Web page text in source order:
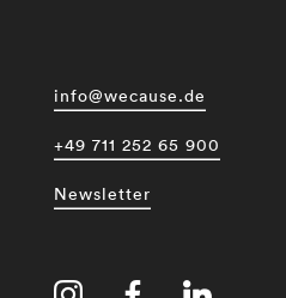
info@wecause.de
+49 711 252 65 900
Newsletter